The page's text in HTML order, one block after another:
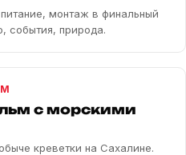
монтаж в финальный
события, природа.
с морскими
креветки на Сахалине.